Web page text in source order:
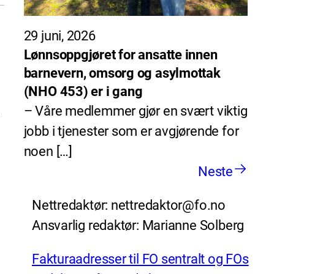
29 juni, 2026
Lønnsoppgjøret for ansatte innen
barnevern, omsorg og asylmottak
(NHO 453) er i gang
– Våre medlemmer gjør en svært viktig
jobb i tjenester som er avgjørende for
noen […]
Neste
Nettredaktør: nettredaktor@fo.no
Ansvarlig redaktør: Marianne Solberg
Fakturaadresser til FO sentralt og FOs